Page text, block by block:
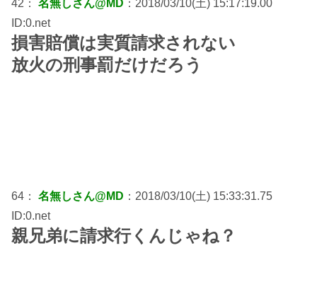
42： 名無しさん@MD ：2018/03/10(土) 15:17:19.00
ID:0.net
損害賠償は実質請求されない
放火の刑事罰だけだろう
64： 名無しさん@MD ：2018/03/10(土) 15:33:31.75
ID:0.net
親兄弟に請求行くんじゃね？